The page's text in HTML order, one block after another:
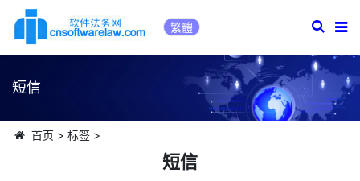
繁體
短信
首页 > 标签>
短信